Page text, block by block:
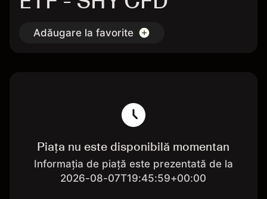
Adăugare la favorite
Piața nu este disponibilă momentan
Informația de piață este prezentată de la
2026-08-07T19:45:59+00:00